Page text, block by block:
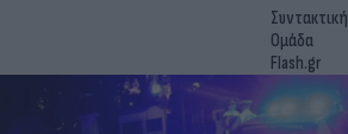
Συντακτική
Ομάδα
Flash.gr